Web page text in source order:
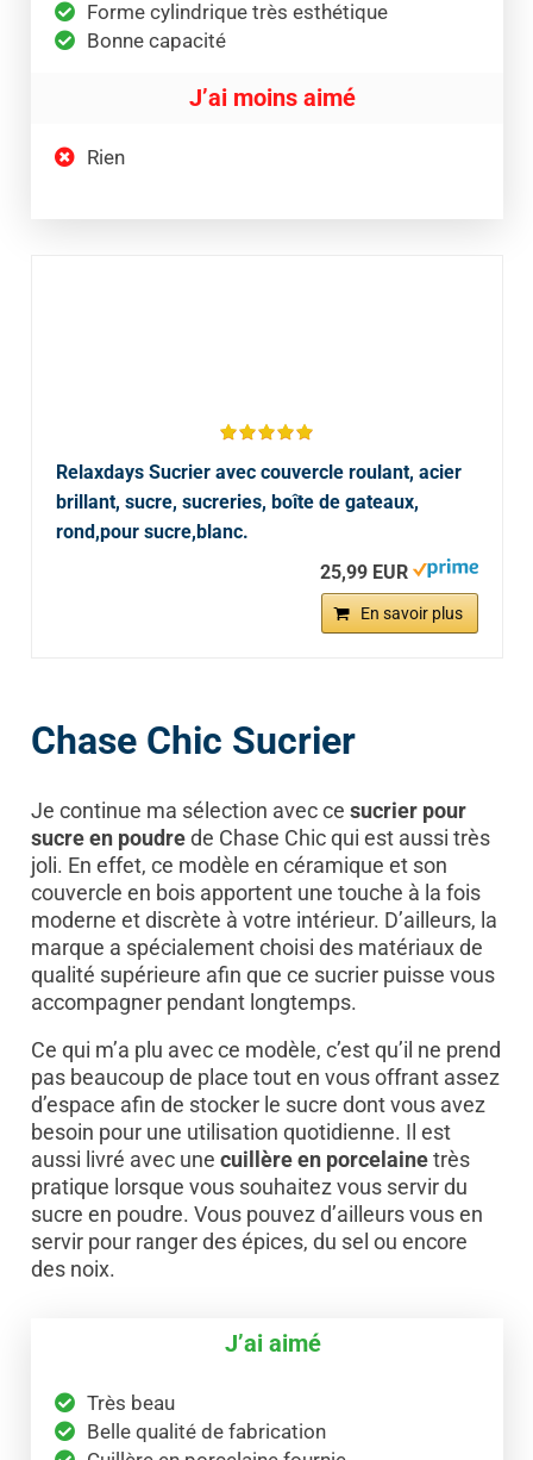
Forme cylindrique très esthétique
Bonne capacité
J’ai moins aimé
Rien
Relaxdays Sucrier avec couvercle roulant, acier
brillant, sucre, sucreries, boîte de gateaux,
rond,pour sucre,blanc.
25,99 EUR
En savoir plus
Chase Chic Sucrier
Je continue ma sélection avec ce sucrier pour
sucre en poudrede Chase Chic qui est aussi très
joli. En effet, ce modèle en céramique et son
couvercle en bois apportent une touche à la fois
moderne et discrète à votre intérieur. D’ailleurs, la
marque a spécialement choisi des matériaux de
qualité supérieure afin que ce sucrier puisse vous
accompagner pendant longtemps.
Ce qui m’a plu avec ce modèle, c’est qu’il ne prend
pas beaucoup de place tout en vous offrant assez
d’espace afin de stocker le sucre dont vous avez
besoin pour une utilisation quotidienne. Il est
aussi livré avec une cuillère en porcelainetrès
pratique lorsque vous souhaitez vous servir du
sucre en poudre. Vous pouvez d’ailleurs vous en
servir pour ranger des épices, du sel ou encore
des noix.
J’ai aimé
Très beau
Belle qualité de fabrication